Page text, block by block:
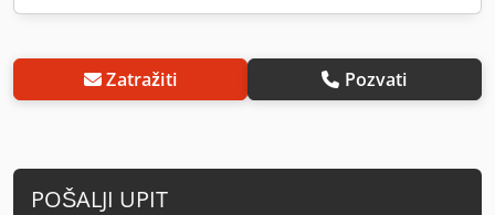
Zatražiti Pozvati
POŠALJI UPIT